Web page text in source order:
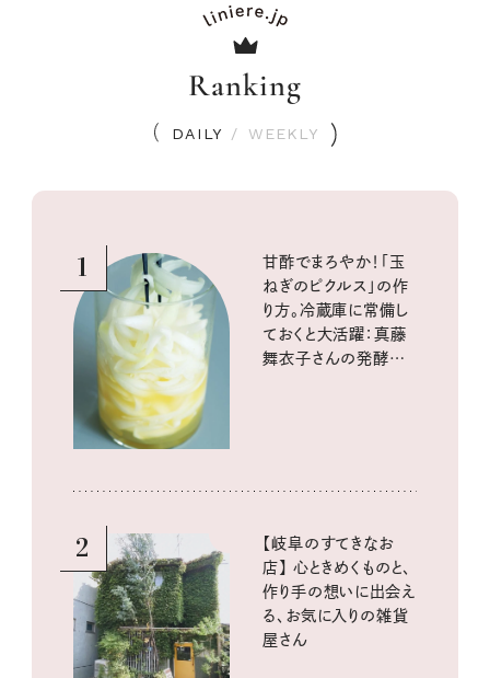
Ranking
DAILY / WEEKLY
1
甘酢でまろやか！「玉
ねぎのピクルス」の作
り方。冷蔵庫に常備し
ておくと大活躍：真藤
舞衣子さんの発酵と
2
【岐阜のすてきなお
店】 心ときめくものと、
作り手の想いに出会え
る、お気に入りの雑貨
屋さん